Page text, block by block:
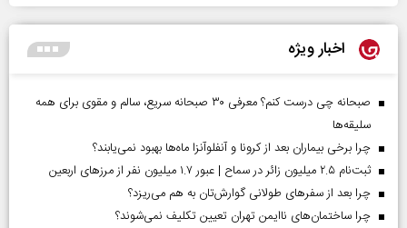
اخبار ویژه
صبحانه چی درست کنم؟ معرفی ۳۰ صبحانه سریع، سالم و مقوی برای همه
سلیقه‌ها
چرا برخی بیماران بعد از کرونا و آنفلوآنزا ماه‌ها بهبود نمی‌یابند؟
ثبت‌نام ۲.۵ میلیون زائر در سماح | عبور ۱.۷ میلیون نفر از مرز‌های اربعین
چرا بعد از سفرهای طولانی گوارش‌تان به هم می‌ریزد؟
چرا ساختمان‌های ناایمن تهران تعیین تکلیف نمی‌شوند؟